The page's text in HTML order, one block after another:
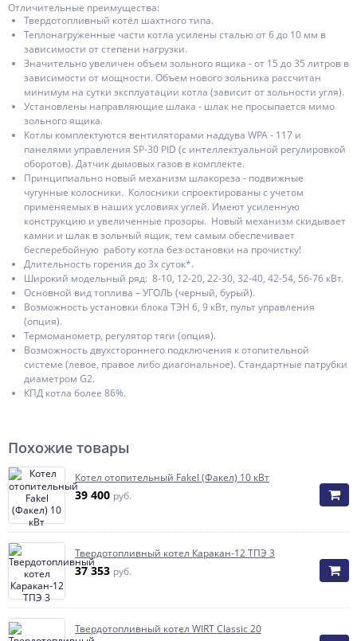
Отличительные преимущества:
Твердотопливный котёл шахтного типа.
Теплонагруженные части котла усилены сталью от 6 до 10 мм в
зависимости от степени нагрузки.
Значительно увеличен объем зольного ящика - от 15 до 35 литров в
зависимости от мощности. Объем нового зольника рассчитан
минимум на сутки эксплуатации котла (зависит от зольности угля).
Установлены направляющие шлака - шлак не просыпается мимо
зольного ящика.
Котлы комплектуются вентиляторами наддува WPA - 117 и
панелями управления SP-30 PID (c интеллектуальной регулировкой
оборотов). Датчик дымовых газов в комплекте.
Принципиально новый механизм шлакореза - подвижные
чугунные колосники. Колосники спроектированы с учетом
применяемых в наших условиях углей. Имеют усиленную
конструкцию и увеличенные прозоры. Новый механизм скидывает
камни и шлак в зольный ящик, тем самым обеспечивает
бесперебойную работу котла без остановки на прочистку!
Длительность горения до 3х суток*.
Широкий модельный ряд: 8-10, 12-20, 22-30, 32-40, 42-54, 56-76 кВт.
Основной вид топлива – УГОЛЬ (черный, бурый).
Возможность установки блока ТЭН 6, 9 кВт, пульт управления
(опция).
Термоманометр, регулятор тяги (опция).
Возможность двухстороннего подключения к отопительной
системе (левое, правое либо диагональное). Стандартные патрубки
диаметром G2.
КПД котла более 86%.
Похожие товары
Котел отопительный Fakel (Факел) 10 кВт
39 400 руб.
Твердотопливный котел Каракан-12 ТПЭ 3
37 353 руб.
Твердотопливный котел WIRT Classic 20